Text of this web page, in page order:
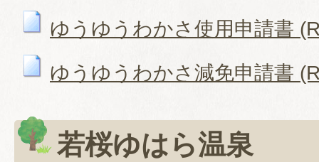
ゆうゆうわかさ使用申請書
ゆうゆうわかさ減免申請書
若桜ゆはら温泉